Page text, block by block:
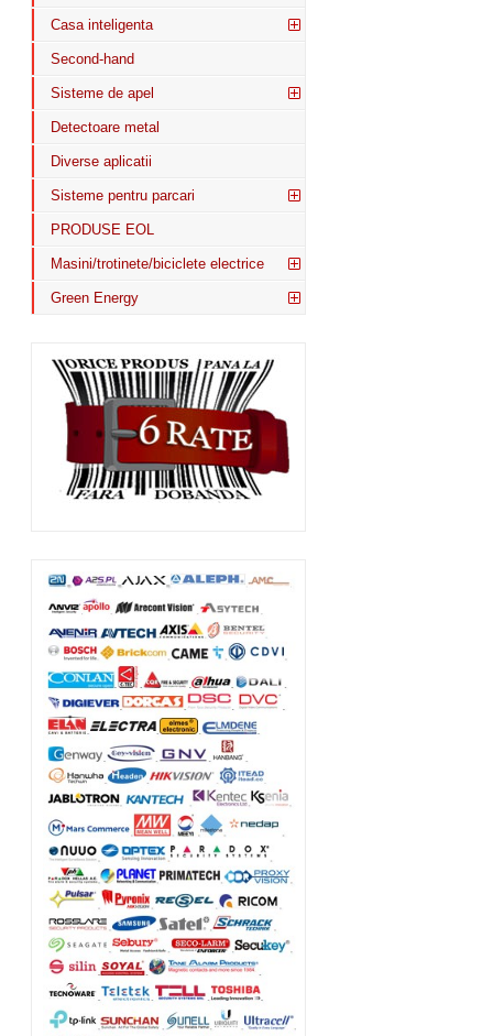
Casa inteligenta
Second-hand
Sisteme de apel
Detectoare metal
Diverse aplicatii
Sisteme pentru parcari
PRODUSE EOL
Masini/trotinete/biciclete electrice
Green Energy